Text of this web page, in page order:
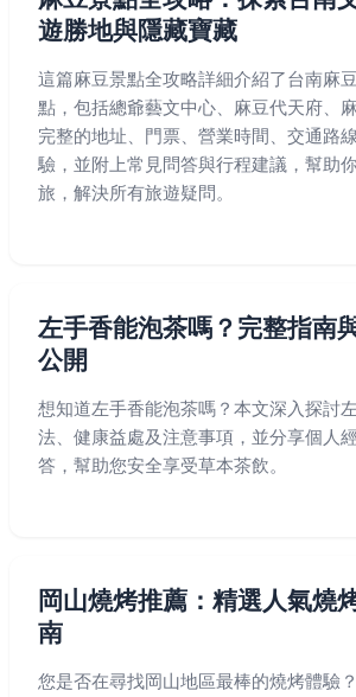
遊勝地與隱藏寶藏
這篇麻豆景點全攻略詳細介紹了台南麻
點，包括總爺藝文中心、麻豆代天府、
完整的地址、門票、營業時間、交通路
驗，並附上常見問答與行程建議，幫助
旅，解決所有旅遊疑問。
左手香能泡茶嗎？完整指南
公開
想知道左手香能泡茶嗎？本文深入探討
法、健康益處及注意事項，並分享個人
答，幫助您安全享受草本茶飲。
岡山燒烤推薦：精選人氣燒
南
您是否在尋找岡山地區最棒的燒烤體驗